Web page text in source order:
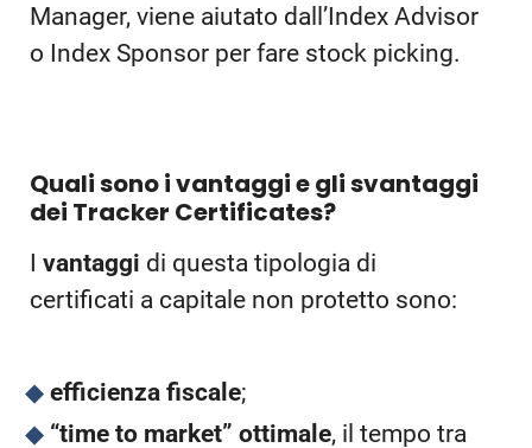
Manager, viene aiutato dall’Index Advisor
o Index Sponsor per fare stock picking.
Quali sono i vantaggi e gli svantaggi
dei Tracker Certificates?
I vantaggi di questa tipologia di
certificati a capitale non protetto sono:
efficienza fiscale;
“time to market” ottimale, il tempo tra